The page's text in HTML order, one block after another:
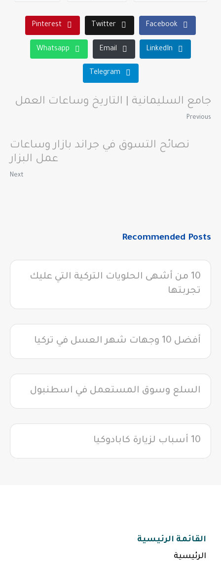
Facebook
Twitter
Pinterest
LinkedIn
Email
Whatsapp
Telegram
جامع السليمانية | التاريخ وساعات العمل
Previous
نصائح التسوق في جراند بازار وساعات
عمل البزار
Next
Recommended Posts
10 من أشهى الحلويات التركية التي عليك
تجربتها
أفضل 10 وجهات شهر العسل في تركيا
السلع وسوق المستعمل في اسطنبول
10 أسباب لزيارة كابادوكيا
القائمة الرئيسية
الرئيسية